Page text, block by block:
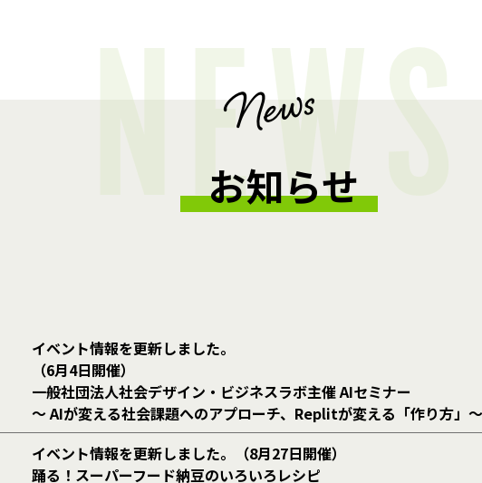
NEWS
News
お知らせ
イベント情報を更新しました。
（6月4日開催）
一般社団法人社会デザイン・ビジネスラボ主催 AIセミナー
〜 AIが変える社会課題へのアプローチ、Replitが変える「作り方」〜
イベント情報を更新しました。（8月27日開催）
踊る！スーパーフード納豆のいろいろレシピ